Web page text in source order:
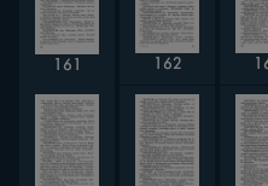
161 162